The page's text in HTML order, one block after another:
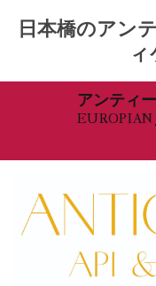
日本橋のアン
アンティ